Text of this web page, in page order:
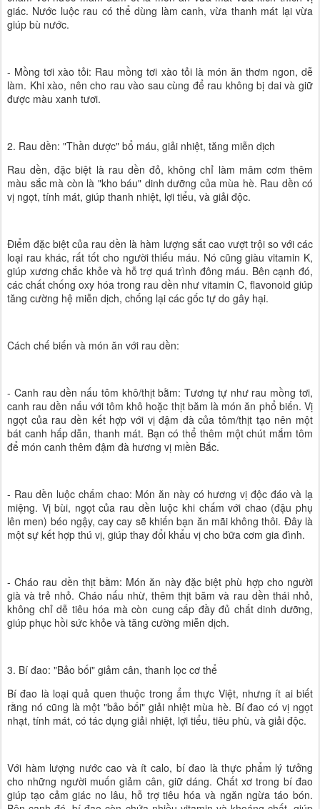
giác. Nước luộc rau có thể dùng làm canh, vừa thanh mát lại vừa
giúp bù nước.
- Mồng tơi xào tỏi: Rau mồng tơi xào tỏi là món ăn thơm ngon, dễ
làm. Khi xào, nên cho rau vào sau cùng để rau không bị dai và giữ
được màu xanh tươi.
2. Rau dền: "Thần dược" bổ máu, giải nhiệt, tăng miễn dịch
Rau dền, đặc biệt là rau dền đỏ, không chỉ làm mâm cơm thêm
màu sắc mà còn là "kho báu" dinh dưỡng của mùa hè. Rau dền có
vị ngọt, tính mát, giúp thanh nhiệt, lợi tiểu, và giải độc.
Điểm đặc biệt của rau dền là hàm lượng sắt cao vượt trội so với các
loại rau khác, rất tốt cho người thiếu máu. Nó cũng giàu vitamin K,
giúp xương chắc khỏe và hỗ trợ quá trình đông máu. Bên cạnh đó,
các chất chống oxy hóa trong rau dền như vitamin C, flavonoid giúp
tăng cường hệ miễn dịch, chống lại các gốc tự do gây hại.
Cách chế biến và món ăn với rau dền:
- Canh rau dền nấu tôm khô/thịt bằm: Tương tự như rau mồng tơi,
canh rau dền nấu với tôm khô hoặc thịt băm là món ăn phổ biến. Vị
ngọt của rau dền kết hợp với vị đậm đà của tôm/thịt tạo nên một
bát canh hấp dẫn, thanh mát. Bạn có thể thêm một chút mắm tôm
để món canh thêm đậm đà hương vị miền Bắc.
- Rau dền luộc chấm chao: Món ăn này có hương vị độc đáo và lạ
miệng. Vị bùi, ngọt của rau dền luộc khi chấm với chao (đậu phụ
lên men) béo ngậy, cay cay sẽ khiến bạn ăn mãi không thôi. Đây là
một sự kết hợp thú vị, giúp thay đổi khẩu vị cho bữa cơm gia đình.
- Cháo rau dền thịt bằm: Món ăn này đặc biệt phù hợp cho người
già và trẻ nhỏ. Cháo nấu nhừ, thêm thịt băm và rau dền thái nhỏ,
không chỉ dễ tiêu hóa mà còn cung cấp đầy đủ chất dinh dưỡng,
giúp phục hồi sức khỏe và tăng cường miễn dịch.
3. Bí đao: "Bảo bối" giảm cân, thanh lọc cơ thể
Bí đao là loại quả quen thuộc trong ẩm thực Việt, nhưng ít ai biết
rằng nó cũng là một "bảo bối" giải nhiệt mùa hè. Bí đao có vị ngọt
nhạt, tính mát, có tác dụng giải nhiệt, lợi tiểu, tiêu phù, và giải độc.
Với hàm lượng nước cao và ít calo, bí đao là thực phẩm lý tưởng
cho những người muốn giảm cân, giữ dáng. Chất xơ trong bí đao
giúp tạo cảm giác no lâu, hỗ trợ tiêu hóa và ngăn ngừa táo bón.